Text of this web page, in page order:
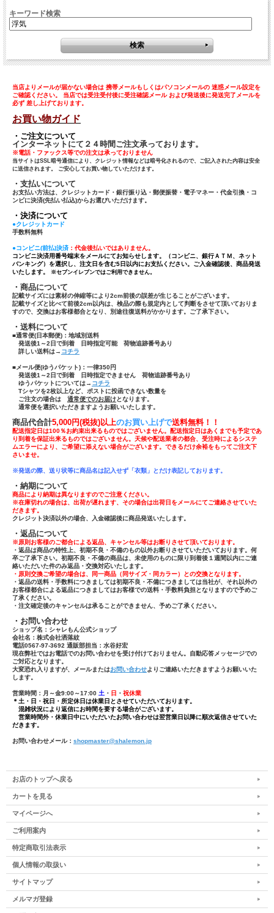
キーワード検索
当店よりメールが届かない場合は 携帯メールもしくはパソコンメールの 迷惑メール設定を
ご確認ください。 当店では受注受付後に受注確認メール および発送後に発送完了メールを
必ず 差し上げております。
お買い物ガイド
・ご注文について
インターネットにて２４時間ご注文承っております。
※電話・ファックス等での注文は承っておりません
当サイトはSSL暗号通信により、クレジット情報などは暗号化されるので、ご記入された内容は安全
に送信されます。 ご安心してお買い物していただけます。
・支払いについて
お支払い方法は、クレジットカード・銀行振り込・郵便振替・電子マネー・代金引換・コ
ンビに決済(先払い払込)からお選びいただけます。
・決済について
●クレジットカード
手数料無料
●コンビニ(前払)決済 ：代金後払いではありません。
コンビニ決済用番号端末をメールにてお知らせします。（コンビニ、銀行ＡＴＭ、ネット
バンキング）を選択し、注文日を含む5日以内にお支払ください。ご入金確認後、商品発送
いたします。
※セブンイレブンではご利用できません。
・商品について
記載サイズには素材の伸縮等により2cm前後の誤差が生じることがございます。
記載サイズと比べて前後2cm以内は、検品の際も規定内として判断をさせて頂いておりま
すので、交換はお客様都合となり、別途往復送料がかかります。ご了承下さい。
・送料について
■通常便(日本郵便)： 地域別送料
発送後1～2日で到着 日時指定可能 荷物追跡番号あり
詳しい送料は→ コチラ
■メール便(ゆうパケット)：一律350円
発送後1～2日で到着 日時指定できません 荷物追跡番号あり
ゆうパケットについては→ コチラ
Tシャツを2枚以上など、ポストに投函できない数量を
ご注文の場合は 通常便でのお届けとなります。
通常便を選択いただきますようお願いいたします。
商品代合計5,000円(税抜)以上のお買い上げで送料無料！！
配送指定日は100％お約束出来るものではございません。配送指定日はあくまでも予定であ
り到着を保証出来るものではございません。天候や配送業者の都合、受注時によるシステ
ムエラーにより、ご希望に添えない場合がございます。できるだけ余裕をもってご注文下
さいませ。
※発送の際、送り状等に商品名は記入せず「衣類」とだけ表記しております。
・納期について
商品により納期は異なりますのでご注意ください。
※在庫切れの場合は、出荷が遅れます、その場合は出荷日をメールにてご連絡させていた
だきます。
クレジット決済以外の場合、入金確認後に商品発送いたします。
・返品について
※原則お客様のご都合による返品、キャンセル等はお断りさせて頂いております。
・返品は商品の特性上、初期不良・不備のもの以外お断りさせていただいております。何
卒ご了承下さい。初期不良・不備の商品は、未使用のものに限り到着後１週間以内にご連
絡いただいた件のみ返品・交換対応いたします。
・原則交換ご希望の場合は、同一商品（同サイズ・同カラー）との交換となります。
・返品の送料・手数料につきましては初期不良・不備につきましては当社が、それ以外の
お客様都合による返品につきましてはお客様での送料・手数料負担となりますので予めご
了承ください。
・注文確定後のキャンセルは承ることができません、予めご了承ください。
・お問い合わせ
ショップ名：シャレもん公式ショップ
会社名：株式会社洒落紋
電話0567-97-3692 通販部担当：水谷好宏
現在弊社ではお電話でのお問い合わせを受け付けておりません。自動応答メッセージでの
ご対応となります。
大変恐れ入りますが、メールまたはお問い合わせよりご連絡いただきますようお願いいた
します。
営業時間：月～金9:00～17:00 土 ・ 日 ・ 祝休業
＊土・日・祝日・所定休日は休業日とさせていただいております。
混雑状況により返信にお時間を要する場合がございます。
営業時間外・休業日中にいただいたお問い合わせは翌営業日以降に順次返信させていた
だきます。
お問い合わせメール： shopmaster@shalemon.jp
お店のトップへ戻る
カートを見る
マイページへ
ご利用案内
特定商取引法表示
個人情報の取扱い
サイトマップ
メルマガ登録